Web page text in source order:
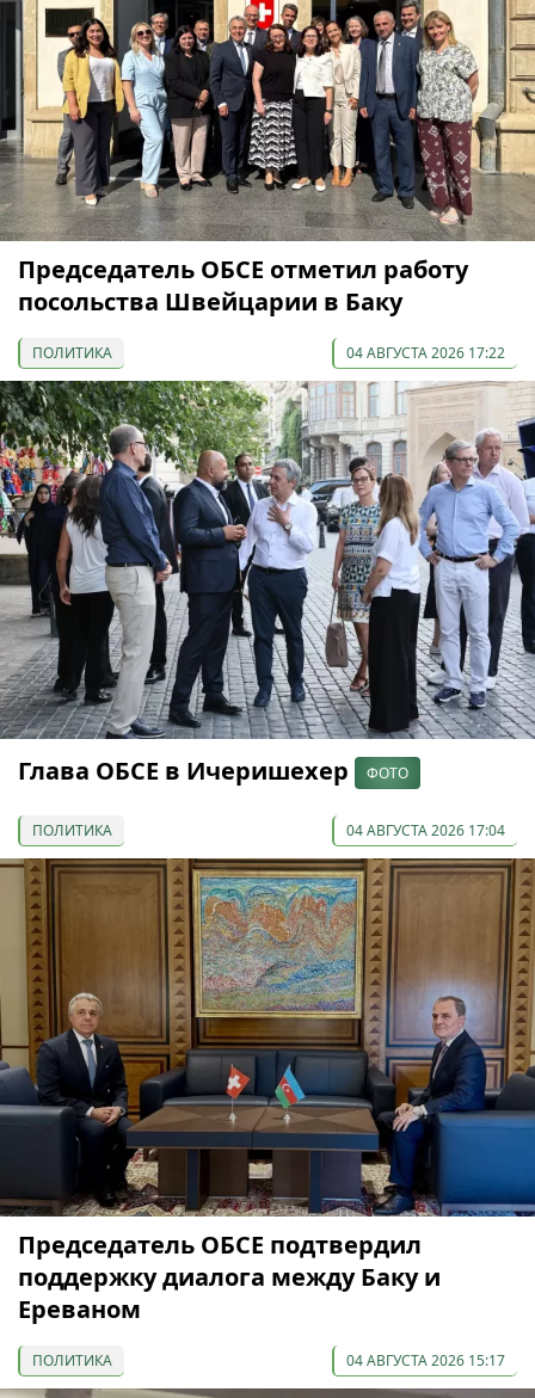
Председатель ОБСЕ отметил работу
посольства Швейцарии в Баку
ПОЛИТИКА 04 АВГУСТА 2026 17:22
Глава ОБСЕ в Ичеришехер ФОТО
ПОЛИТИКА 04 АВГУСТА 2026 17:04
Председатель ОБСЕ подтвердил
поддержку диалога между Баку и
Ереваном
ПОЛИТИКА 04 АВГУСТА 2026 15:17